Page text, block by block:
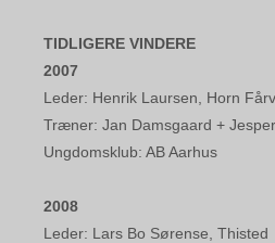
TIDLIGERE VINDERE
2007
Leder: Henrik Laursen, Horn
Træner: Jan Damsgaard +
Ungdomsklub: AB Aarhus
2008
Leder: Lars Bo Sørense, Thisted